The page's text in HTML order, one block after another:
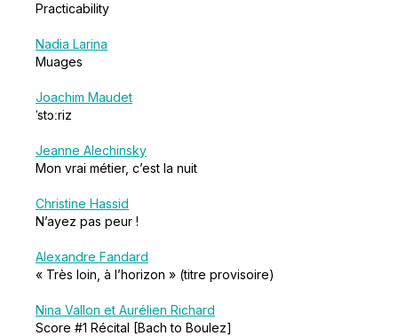
Practicability
Nadia Larina
Muages
Joachim Maudet
ˈstɔːriz
Jeanne Alechinsky
Mon vrai métier, c’est la nuit
Christine Hassid
N’ayez pas peur !
Alexandre Fandard
« Très loin, à l’horizon » (titre provisoire)
Nina Vallon et Aurélien Richard
Score #1 Récital [Bach to Boulez]